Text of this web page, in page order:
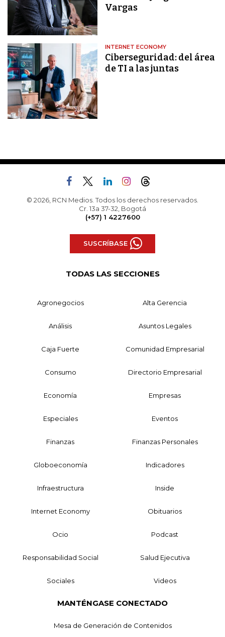
Vargas
INTERNET ECONOMY
Ciberseguridad: del área
de TI a las juntas
© 2026, RCN Medios. Todos los derechos reservados.
Cr. 13a 37-32, Bogotá
(+57) 1 4227600
SUSCRÍBASE
TODAS LAS SECCIONES
Agronegocios Alta Gerencia
Análisis Asuntos Legales
Caja Fuerte Comunidad Empresarial
Consumo Directorio Empresarial
Economía Empresas
Especiales Eventos
Finanzas Finanzas Personales
Globoeconomía Indicadores
Infraestructura Inside
Internet Economy Obituarios
Ocio Podcast
Responsabilidad Social Salud Ejecutiva
Sociales Videos
MANTÉNGASE CONECTADO
Mesa de Generación de Contenidos